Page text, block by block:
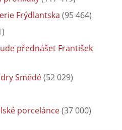
Frýdlantska (95 464)
přednášet František
Smědé(52 029)
porcelánce(37 000)